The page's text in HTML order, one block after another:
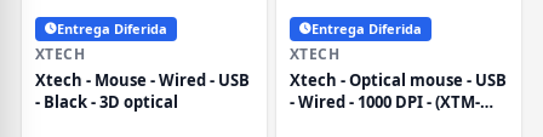
Entrega Diferida
XTECH
Xtech - Mouse - Wired - USB
- Black - 3D optical
Entrega Diferida
XTECH
Xtech - Optical mouse - USB
- Wired - 1000 DPI - (XTM-